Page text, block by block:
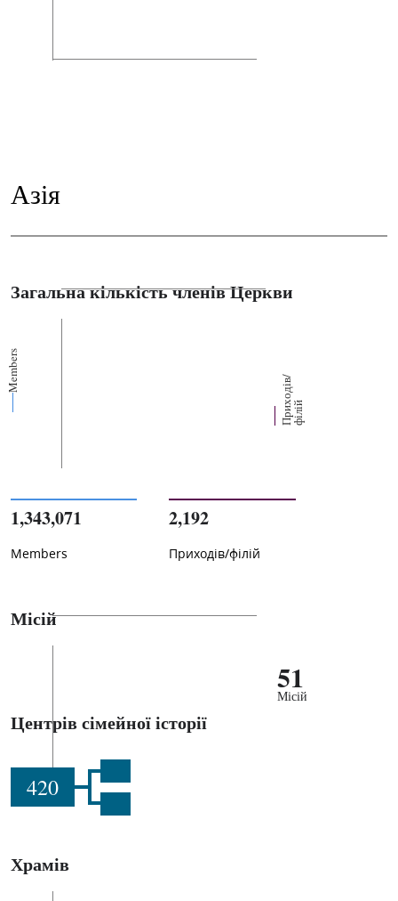
Азія
Загальна кількість членів Церкви
Members
П
р
их
о
д
і
в
/
ф
і
л
ій
1,343,071
Members
2,192
Приходів/філій
Місій
51
Місій
Центрів сімейної історії
420
Храмів